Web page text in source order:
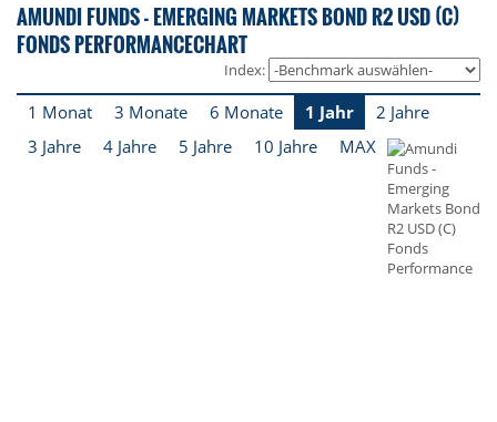
AMUNDI FUNDS - EMERGING MARKETS BOND R2 USD (C)
FONDS PERFORMANCECHART
Index:
1 Monat 3 Monate 6 Monate 1 Jahr
2 Jahre
3 Jahre
4 Jahre 5 Jahre 10 Jahre MAX